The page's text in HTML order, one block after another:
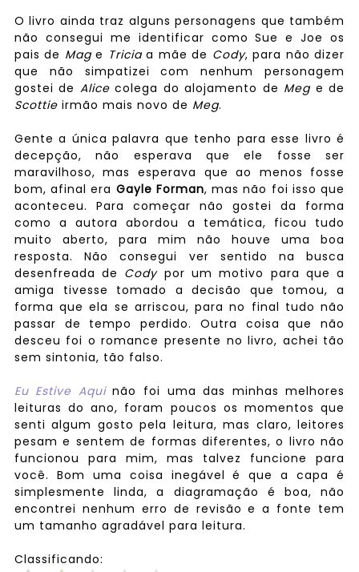
O livro ainda traz alguns personagens que também
não consegui me identificar como Sue e Joe os
pais de Mage Triciaa mãe de Cody, para não dizer
que não simpatizei com nenhum personagem
gostei de Alicecolega do alojamento de Meg e de
Scottie irmão mais novo de Meg.
Gente a única palavra que tenho para esse livro é
decepção, não esperava que ele fosse ser
maravilhoso, mas esperava que ao menos fosse
bom, afinal era Gayle Forman, mas não foi isso que
aconteceu. Para começar não gostei da forma
como a autora abordou a temática, ficou tudo
muito aberto, para mim não houve uma boa
resposta. Não consegui ver sentido na busca
desenfreada de Cody por um motivo para que a
amiga tivesse tomado a decisão que tomou, a
forma que ela se arriscou, para no final tudo não
passar de tempo perdido. Outra coisa que não
desceu foi o romance presente no livro, achei tão
sem sintonia, tão falso.
Eu Estive Aquinão foi uma das minhas melhores
leituras do ano, foram poucos os momentos que
senti algum gosto pela leitura, mas claro, leitores
pesam e sentem de formas diferentes, o livro não
funcionou para mim, mas talvez funcione para
você. Bom uma coisa inegável é que a capa é
simplesmente linda, a diagramação é boa, não
encontrei nenhum erro de revisão e a fonte tem
um tamanho agradável para leitura.
Classificando: